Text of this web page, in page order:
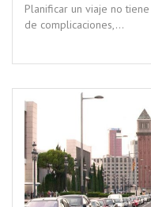
Planificar un viaje no
de complicaciones,...